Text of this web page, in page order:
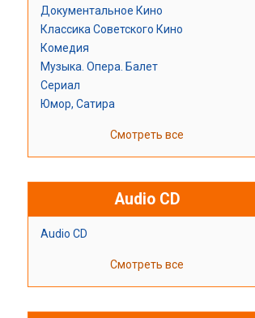
Документальное Кино
Классика Советского Кино
Комедия
Музыка. Опера. Балет
Сериал
Юмор, Сатира
Смотреть все
Audio CD
Audio CD
Смотреть все